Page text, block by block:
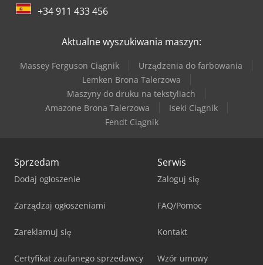
+34 911 433 456
Aktualne wyszukiwania maszyn:
Massey Ferguson Ciągnik
Urządzenia do farbowania
Lemken Brona Talerzowa
Maszyny do druku na tekstyliach
Amazone Brona Talerzowa
Iseki Ciągnik
Fendt Ciągnik
Sprzedam
Dodaj ogłoszenie
Zarządzaj ogłoszeniami
Zareklamuj się
Certyfikat zaufanego sprzedawcy
Serwis
Zaloguj się
FAQ/Pomoc
Kontakt
Wzór umowy